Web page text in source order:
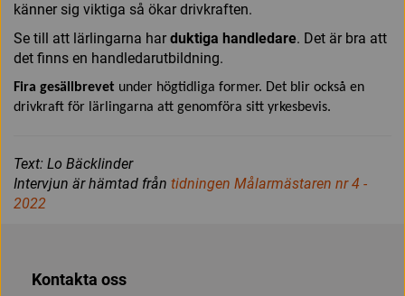
känner sig viktiga så ökar drivkraften.
Se till att lärlingarna harduktiga hand­ledare. Det är bra att
det finns en ­handledarutbildning.
Fira gesällbrevet under högtidliga former. Det blir också en
drivkraft för lärlingarna att genomföra sitt yrkesbevis.
Text: Lo Bäcklinder
Intervjun är hämtad från tidningen Målarmästaren nr 4 -
2022
Kontakta oss